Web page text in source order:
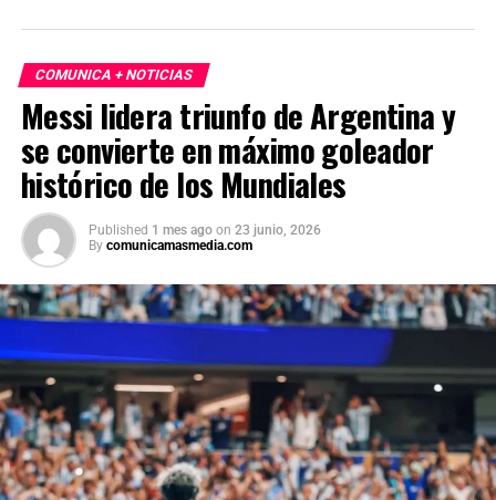
principalmente en el estado de La Guaira, así como
cortes de energía y múltiples derrumbes. Hasta el
momento no se reportan ciudadanos mexicanos
afectados. Las autoridades mexicanas mantienen
comunicación con el gobierno venezolano y seguimiento
permanente a la emergencia.
COMUNICA + NOTICIAS
Messi lidera triunfo de Argentina y
se convierte en máximo goleador
histórico de los Mundiales
Published 1 mes ago on 23 junio, 2026
By comunicamasmedia.com